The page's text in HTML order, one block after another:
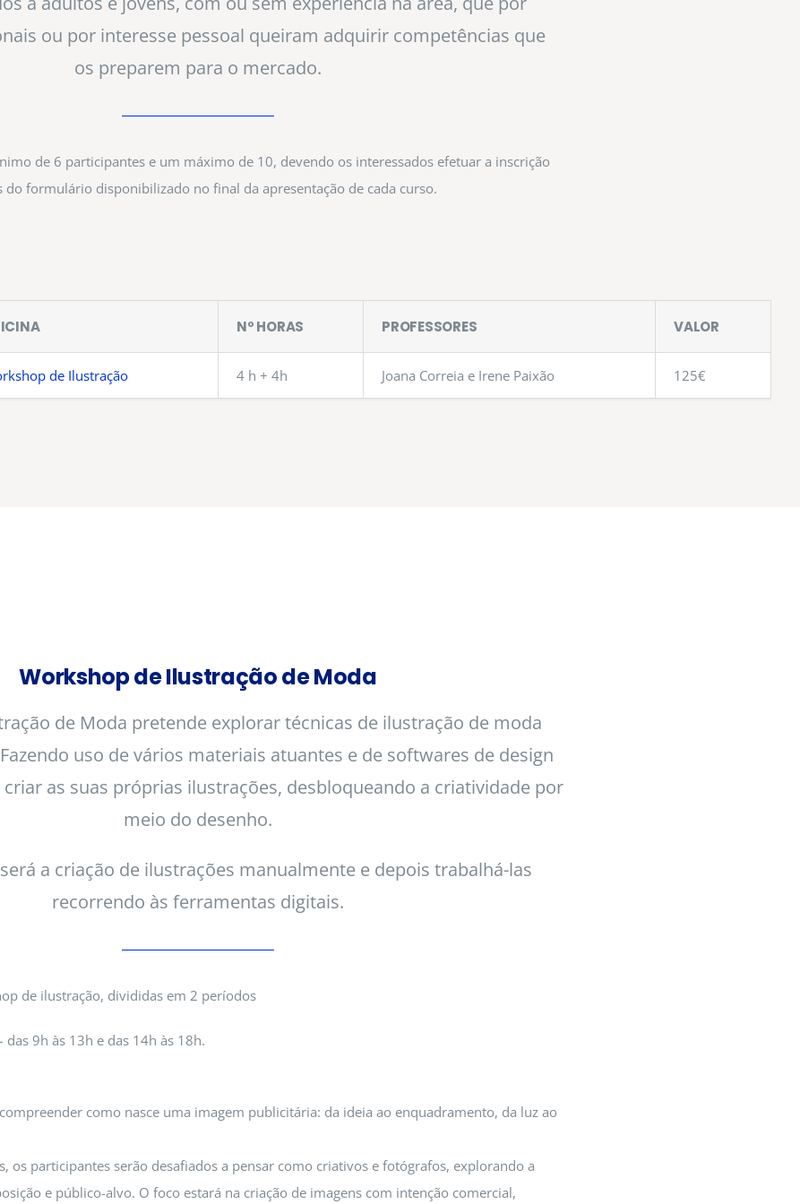
ou por interesse pessoal queiram adquirir competências que
os preparem para o mercado.
de 6 participantes e um máximo de 10, devendo os interessados efetuar a inscrição
do formulário disponibilizado no final da apresentação de cada curso.
Nº HORAS PROFESSORES VALOR
de Ilustração 4 h + 4h Joana Correia e Irene Paixão 125€
Workshop de Ilustração de Moda
de Moda pretende explorar técnicas de ilustração de moda
uso de vários materiais atuantes e de softwares de design
as suas próprias ilustrações, desbloqueando a criatividade por
meio do desenho.
a criação de ilustrações manualmente e depois trabalhá-las
recorrendo às ferramentas digitais.
de ilustração, divididas em 2 períodos
das 9h às 13h e das 14h às 18h.
como nasce uma imagem publicitária: da ideia ao enquadramento, da luz ao
os participantes serão desafiados a pensar como criativos e fotógrafos, explorando a
e público-alvo. O foco estará na criação de imagens com intenção comercial,
2026 / 2027
Pré-inscrição AQUI